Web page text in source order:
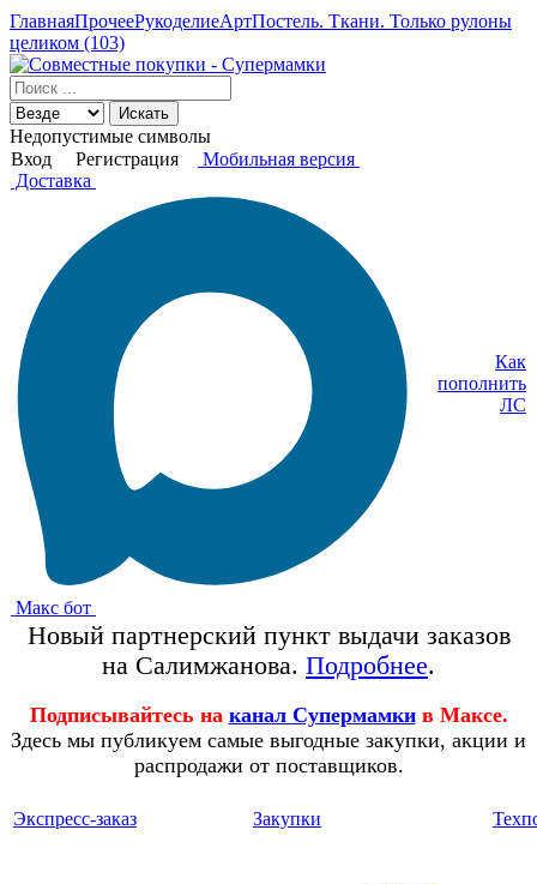
ГлавнаяПрочееРукоделиеАртПостель. Ткани. Только рулоны
целиком (103)
Искать
Недопустимые символы
Вход
Регистрация
Мобильная версия
Доставка
Макс бот
Как
пополнить
ЛС
Новый партнерский пункт выдачи заказов
на Салимжанова. Подробнее.
Подписывайтесь на канал Супермамки в Максе.
Здесь мы публикуем самые выгодные закупки, акции и
распродажи от поставщиков.
Экспресс-заказ Закупки